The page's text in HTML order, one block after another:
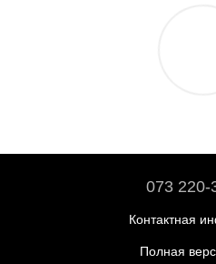
073 220-
Контактная
Полная